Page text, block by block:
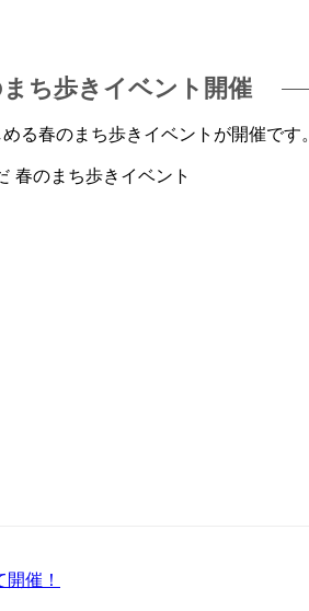
ち歩きイベント開催
る春のまち歩きイベントが開催です。
催！